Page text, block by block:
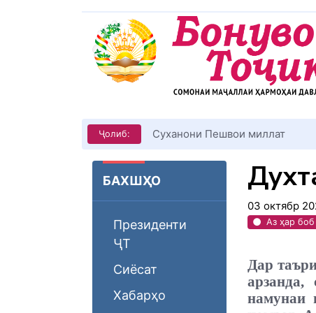
Ҷолиб: КИТОБХОНИРО ДАР ХУД
БАХШҲО
Президенти
ҶТ
Сиёсат
Хабарҳо
03 октябр
Аз ҳар
Дар
арзанда,
намунаи